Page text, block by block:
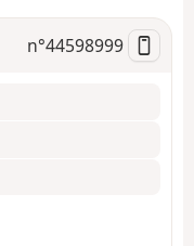
a
n°44598999